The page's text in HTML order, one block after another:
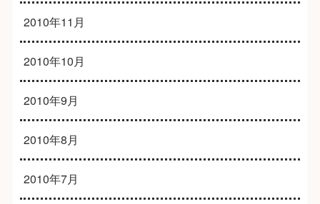
2010年11月
2010年10月
2010年9月
2010年8月
2010年7月